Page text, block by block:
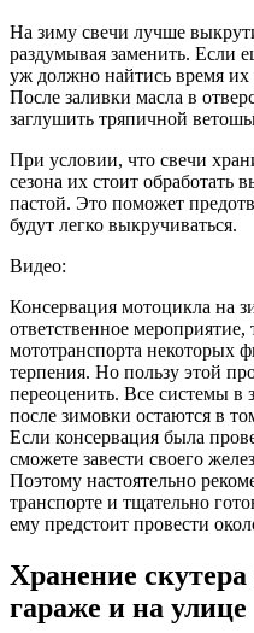
На зиму свечи лучше
раздумывая заменить. Если
уж должно найтись время их
После заливки масла в
заглушить тряпичной
При условии, что свечи
сезона их стоит обработать
пастой. Это поможет
будут легко выкручиваться.
Видео:
Консервация мотоцикла на
ответственное
мототранспорта некоторых
терпения. Но пользу этой
переоценить. Все системы в
после зимовки остаются в
Если консервация была
сможете завести своего
Поэтому настоятельно
транспорте и тщательно
ему предстоит провести
Хранение
гараже и на улице